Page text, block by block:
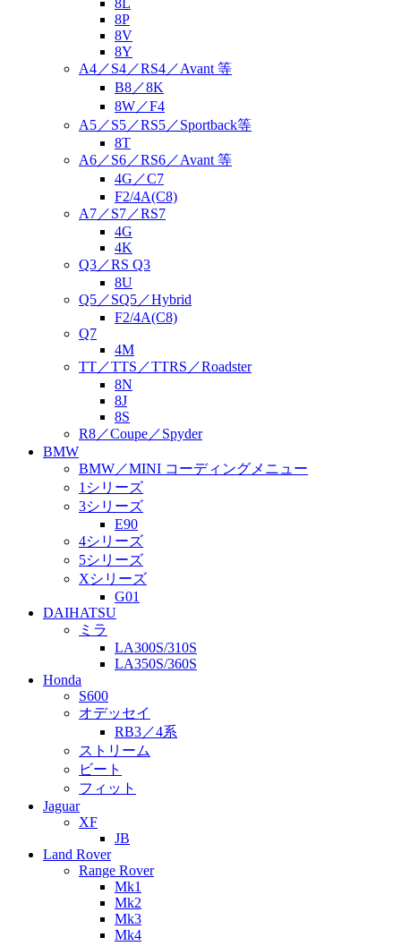
8L
8P
8V
8Y
A4／S4／RS4／Avant 等
B8／8K
8W／F4
A5／S5／RS5／Sportback等
8T
A6／S6／RS6／Avant 等
4G／C7
F2/4A(C8)
A7／S7／RS7
4G
4K
Q3／RS Q3
8U
Q5／SQ5／Hybrid
F2/4A(C8)
Q7
4M
TT／TTS／TTRS／Roadster
8N
8J
8S
R8／Coupe／Spyder
BMW
BMW／MINI コーディングメニュー
1シリーズ
3シリーズ
E90
4シリーズ
5シリーズ
Xシリーズ
G01
DAIHATSU
ミラ
LA300S/310S
LA350S/360S
Honda
S600
オデッセイ
RB3／4系
ストリーム
ビート
フィット
Jaguar
XF
JB
Land Rover
Range Rover
Mk1
Mk2
Mk3
Mk4